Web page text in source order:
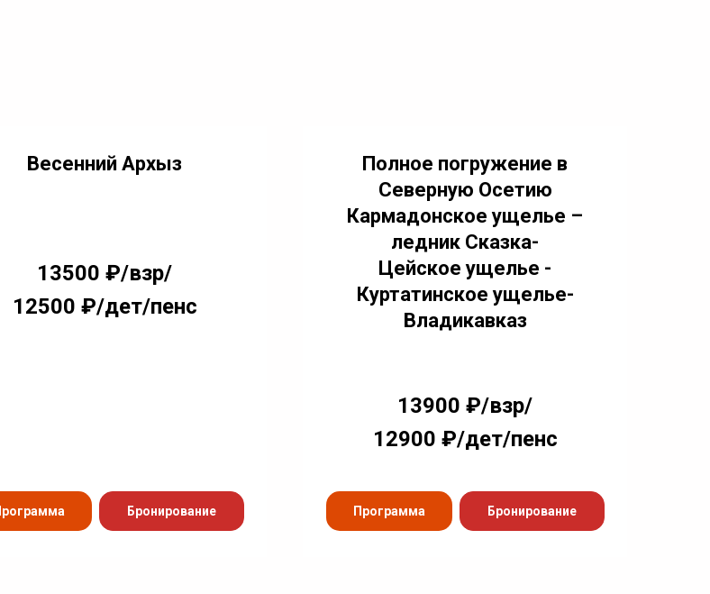
Весенний Архыз
13500 ₽/взр/
12500 ₽/дет/пенс
Бронирование
Полное погружение в
Северную Осетию
Кармадонское ущелье –
ледник Сказка-
Цейское ущелье -
Куртатинское ущелье-
Владикавказ
13900 ₽/взр/
12900 ₽/дет/пенс
Программа Бронирование